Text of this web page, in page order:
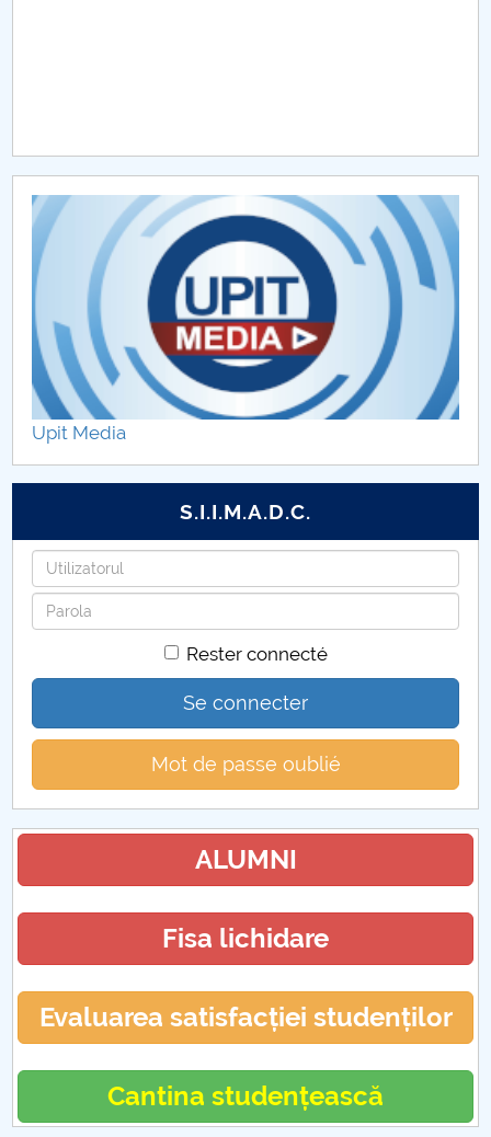
Upit Media
S.I.I.M.A.D.C.
Identifiant
Mot
de
Rester connecté
Se connecter
Mot de passe oublié
ALUMNI
Fisa lichidare
Evaluarea satisfacției studenților
Cantina studențească